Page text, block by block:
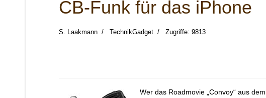
CB-Funk für das iPhone
S. Laakmann TechnikGadget Zugriffe: 9813
Wer das Roadmovie „Convoy“ aus